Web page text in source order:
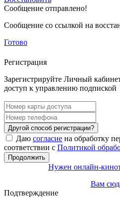
Сообщение отправлено!
Сообщение со ссылкой на
Готово
Регистрация
Зарегистрируйте Личный
доступ к управлению подпиской
Другой способ регистрации?
Даю согласие на обработку
соответствии с Политикой
Продолжить
Нужен онлайн-
Вам
Подтверждение